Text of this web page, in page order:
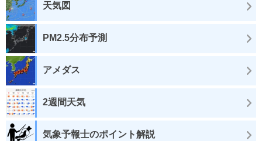
天気図
PM2.5分布予測
アメダス
2週間天気
気象予報士のポイント解説